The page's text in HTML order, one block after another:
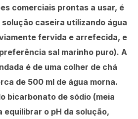
comerciais prontas a usar, é
caseira utilizando água
fervida e arrefecida, e
sal marinho puro). A
é de uma colher de chá
de 500 ml de água morna.
bicarbonato de sódio (meia
equilibrar o pH da solução,